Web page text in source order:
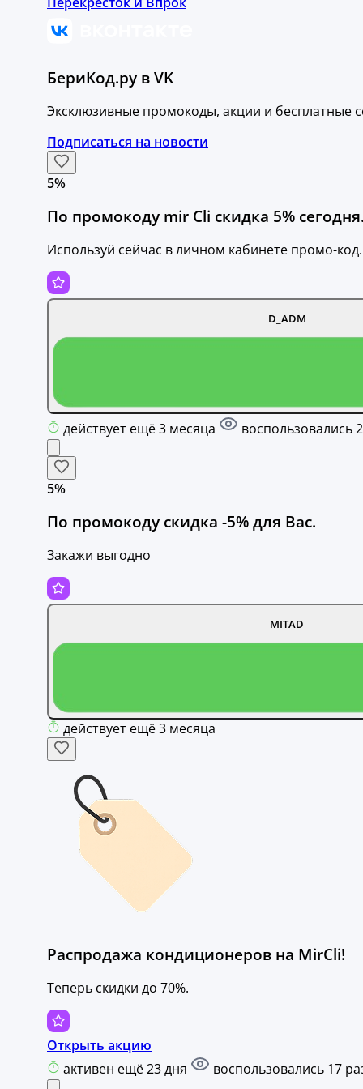
БериКод.ру в VK
Эксклюзивные промокоды, акции и бесплатные
Подписаться на новости
5%
По промокоду mir Cli скидка 5%
Используй сейчас в личном кабинете промо-код.
D_ADM
действует ещё 3 месяца воспользовались
5%
По промокоду скидка -5% для Вас.
Закажи выгодно
MITAD
действует ещё 3 месяца
Распродажа кондиционеров на MirCli!
Теперь скидки до 70%.
Открыть акцию
активен ещё 23 дня
воспользовались 17